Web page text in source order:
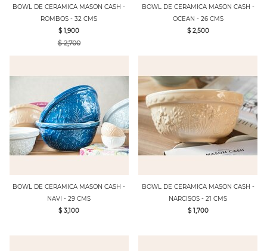
BOWL DE CERAMICA MASON CASH -
ROMBOS - 32 CMS
$ 1,900
$ 2,700
BOWL DE CERAMICA MASON CASH -
OCEAN - 26 CMS
$ 2,500
BOWL DE CERAMICA MASON CASH -
NAVI - 29 CMS
$ 3,100
BOWL DE CERAMICA MASON CASH -
NARCISOS - 21 CMS
$ 1,700